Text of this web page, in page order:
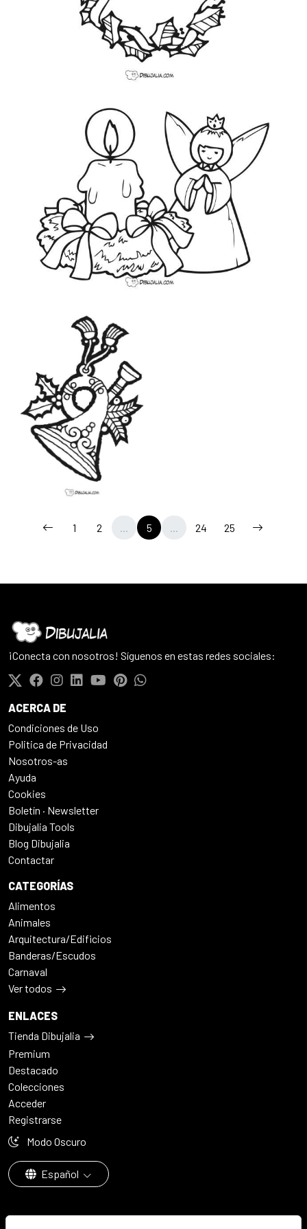
1 2 ... 5 ... 24 25
¡Conecta con nosotros! Síguenos en estas redes sociales:
ACERCA DE
Condiciones de Uso
Politica de Privacidad
Nosotros-as
Ayuda
Cookies
Boletín · Newsletter
Dibujalia Tools
Blog Dibujalia
Contactar
CATEGORÍAS
Alimentos
Animales
Arquitectura/Edificios
Banderas/Escudos
Carnaval
Ver todos
ENLACES
Tienda Dibujalia
Premium
Destacado
Colecciones
Acceder
Registrarse
Modo Oscuro
Español